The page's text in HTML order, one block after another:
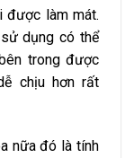
được làm mát.
dụng có thể
trong được
chịu hơn rất
nữa đó là tính